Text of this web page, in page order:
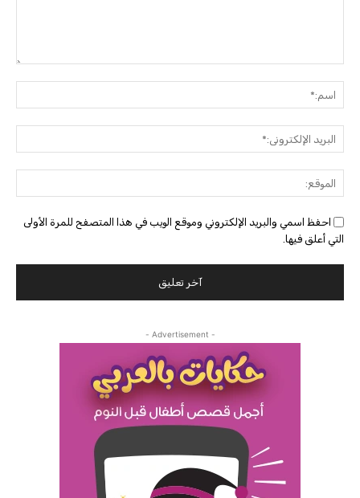
احفظ اسمي والبريد الإلكتروني وموقع الويب في هذا المتصفح للمرة الأولى
التي أعلق فيها.
- Advertisement -